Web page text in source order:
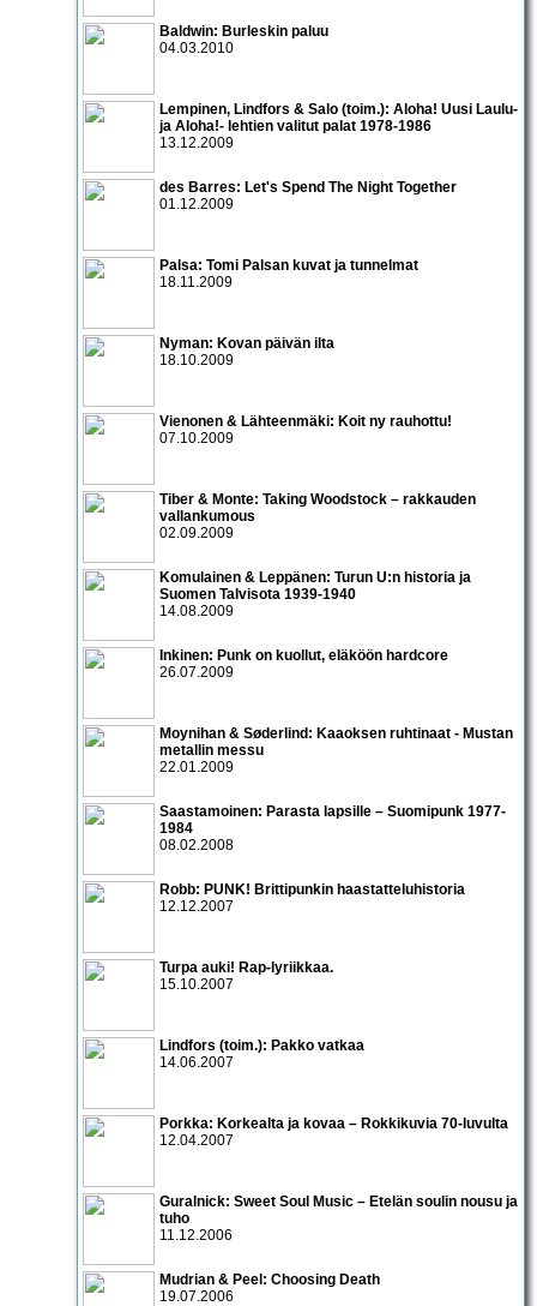
Baldwin: Burleskin paluu
04.03.2010
Lempinen, Lindfors & Salo (toim.): Aloha! Uusi Laulu-
ja Aloha!- lehtien valitut palat 1978-1986
13.12.2009
des Barres: Let's Spend The Night Together
01.12.2009
Palsa: Tomi Palsan kuvat ja tunnelmat
18.11.2009
Nyman: Kovan päivän ilta
18.10.2009
Vienonen & Lähteenmäki: Koit ny rauhottu!
07.10.2009
Tiber & Monte: Taking Woodstock – rakkauden
vallankumous
02.09.2009
Komulainen & Leppänen: Turun U:n historia ja
Suomen Talvisota 1939-1940
14.08.2009
Inkinen: Punk on kuollut, eläköön hardcore
26.07.2009
Moynihan & Søderlind: Kaaoksen ruhtinaat - Mustan
metallin messu
22.01.2009
Saastamoinen: Parasta lapsille – Suomipunk 1977-
1984
08.02.2008
Robb: PUNK! Brittipunkin haastatteluhistoria
12.12.2007
Turpa auki! Rap-lyriikkaa.
15.10.2007
Lindfors (toim.): Pakko vatkaa
14.06.2007
Porkka: Korkealta ja kovaa – Rokkikuvia 70-luvulta
12.04.2007
Guralnick: Sweet Soul Music – Etelän soulin nousu ja
tuho
11.12.2006
Mudrian & Peel: Choosing Death
19.07.2006